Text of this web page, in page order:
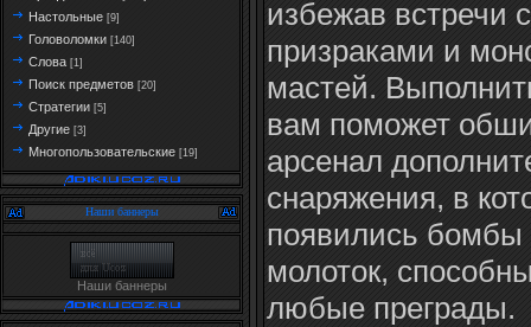
Настольные [9]
Головоломки [140]
Слова [1]
Поиск предметов [20]
Стратегии [5]
Другие [3]
Многопользовательские [19]
Наши баннеры
Наши баннеры
избежав встречи с
призраками и
мастей.
вам поможет
арсенал
снаряжения, в
появились
молоток,
любые преграды.